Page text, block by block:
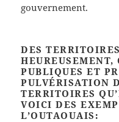
gouvernement.
DES
HEUREUSEMENT,
PUBLIQUES ET
PULVÉRISATION
TERRITOIRES
VOICI DES
L’OUTAOUAIS: